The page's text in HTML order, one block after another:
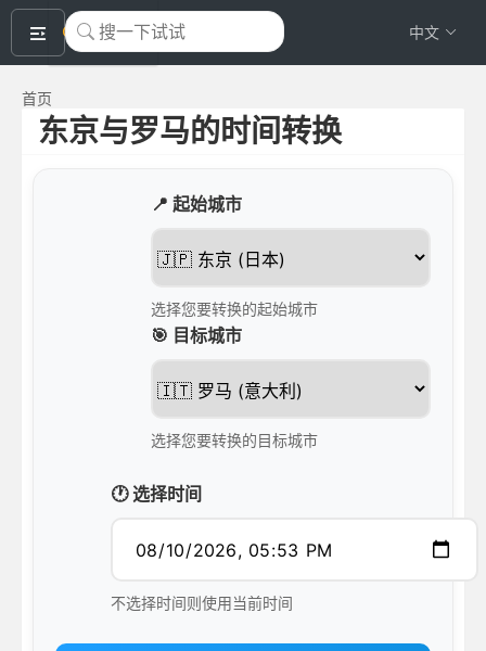
okeyTool 中文
首页
东京与罗马的时间转换
📍 起始城市
选择您要转换的起始城市
🎯 目标城市
选择您要转换的目标城市
🕐 选择时间
不选择时间则使用当前时间